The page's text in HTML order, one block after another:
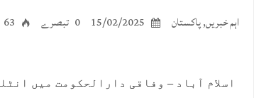
اہم خبریں,پاکستان 15/02/2025 0 تبصرے 63 مناظر
اسلام آباد – وفاقی دارالحکومت میں